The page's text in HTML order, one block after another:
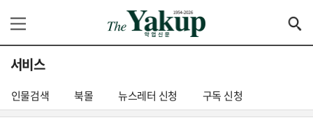
서비스
인물검색 북몰 뉴스레터 신청 구독 신청